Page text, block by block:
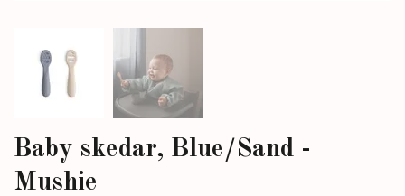
Baby skedar, Blue/Sand -
Mushie